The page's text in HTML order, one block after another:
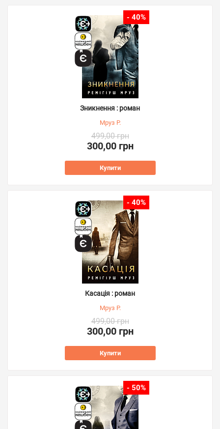
- 40%
Зникнення : роман
Мруз Р.
499,00 грн
300,00 грн
Купити
- 40%
Касація : роман
Мруз Р.
499,00 грн
300,00 грн
Купити
- 50%